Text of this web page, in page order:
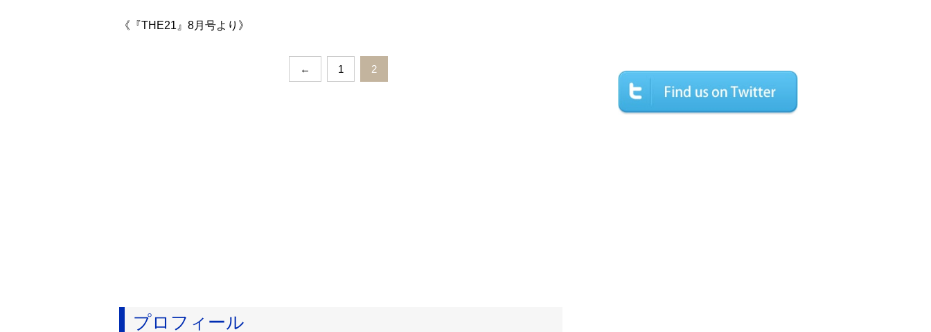
《『THE21』8月号より》
← 1 2
プロフィール